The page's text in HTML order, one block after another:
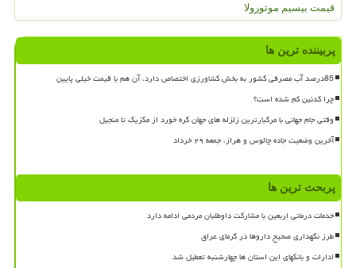
قیمت بیسیم موتورولا
پربیننده ترین ها
85درصد آب مصرفی کشور به بخش کشاورزی اختصاص دارد، آن هم با قیمت خیلی پایین
چرا کدئین کم شده است؟
وقتی جام جهانی با مرگبارترین زلزله های جهان گره خورد از مکزیک تا منجیل
آخرین وضعیت جاده چالوس و هراز، جمعه ۲۹ خرداد
پربحث ترین ها
خدمات درمانی اربعین با مشارکت داوطلبان مردمی ادامه دارد
طرز نگهداری صحیح داروها در گرمای عراق
ادارات و بانکهای این استان ها چهارشنبه تعطیل شد